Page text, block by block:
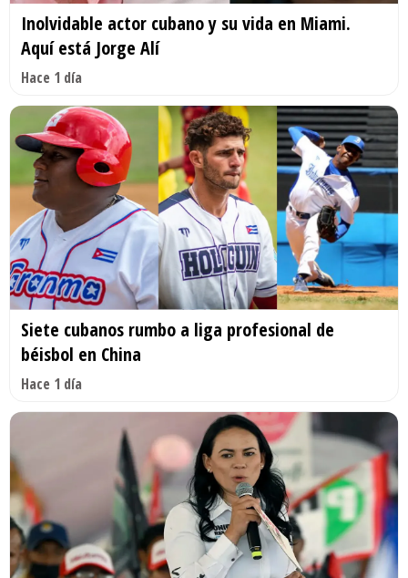
Inolvidable actor cubano y su vida en Miami.
Aquí está Jorge Alí
Hace 1 día
Siete cubanos rumbo a liga profesional de
béisbol en China
Hace 1 día